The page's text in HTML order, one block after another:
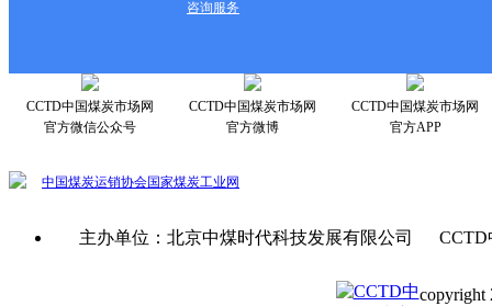
咨询服务
CCTD中国煤炭市场网
官方微信公众号
CCTD中国煤炭市场网
官方微博
CCTD中国煤炭市场网
官方APP
中国煤炭运销协会国家煤炭工业网
主办单位：北京中煤时代科技发展有限公司
copyright